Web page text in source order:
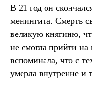
В 21 год он
менингита. Смерть
великую княгиню,
не смогла прийти
вспоминала, что с
умерла внутренне и